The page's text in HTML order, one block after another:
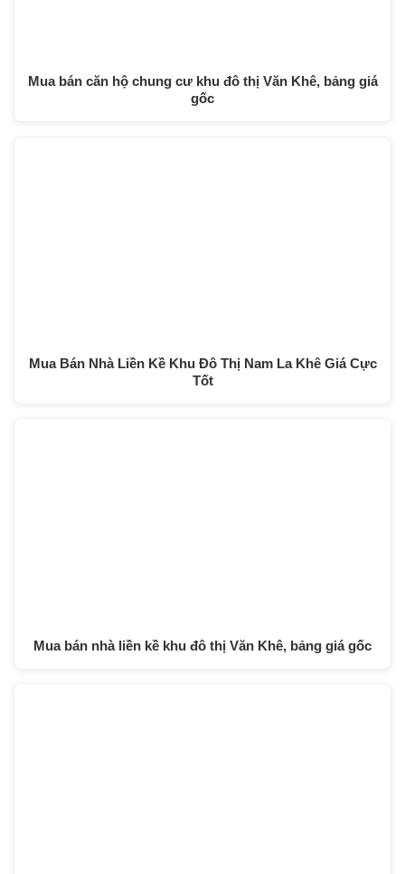
Mua bán căn hộ chung cư khu đô thị Văn Khê, bảng giá
gốc
Mua Bán Nhà Liền Kề Khu Đô Thị Nam La Khê Giá Cực
Tốt
Mua bán nhà liền kề khu đô thị Văn Khê, bảng giá gốc